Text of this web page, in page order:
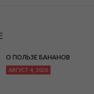
О ПОЛЬЗЕ БАНАНОВ
АВГУСТ 4, 2026